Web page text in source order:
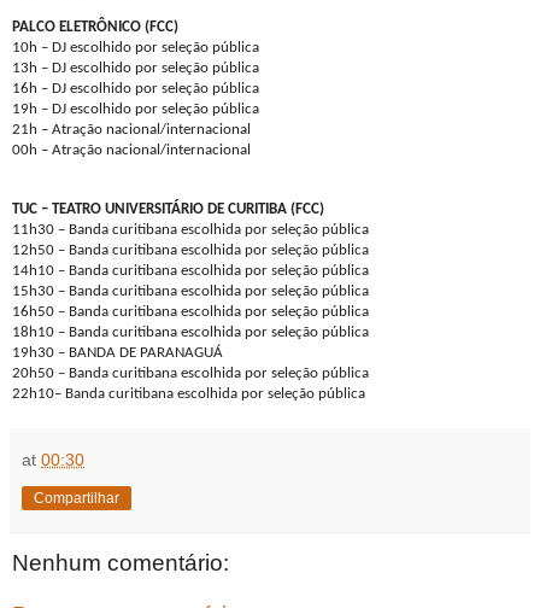
PALCO ELETRÔNICO (FCC)
10h – DJ escolhido por seleção pública
13h – DJ escolhido por seleção pública
16h – DJ escolhido por seleção pública
19h – DJ escolhido por seleção pública
21h – Atração nacional/internacional
00h – Atração nacional/internacional
TUC – TEATRO UNIVERSITÁRIO DE CURITIBA (FCC)
11h30 – Banda curitibana escolhida por seleção pública
12h50 – Banda curitibana escolhida por seleção pública
14h10 – Banda curitibana escolhida por seleção pública
15h30 – Banda curitibana escolhida por seleção pública
16h50 – Banda curitibana escolhida por seleção pública
18h10 – Banda curitibana escolhida por seleção pública
19h30 – BANDA DE PARANAGUÁ
20h50 – Banda curitibana escolhida por seleção pública
22h10– Banda curitibana escolhida por seleção pública
at 00:30
Compartilhar
Nenhum comentário: